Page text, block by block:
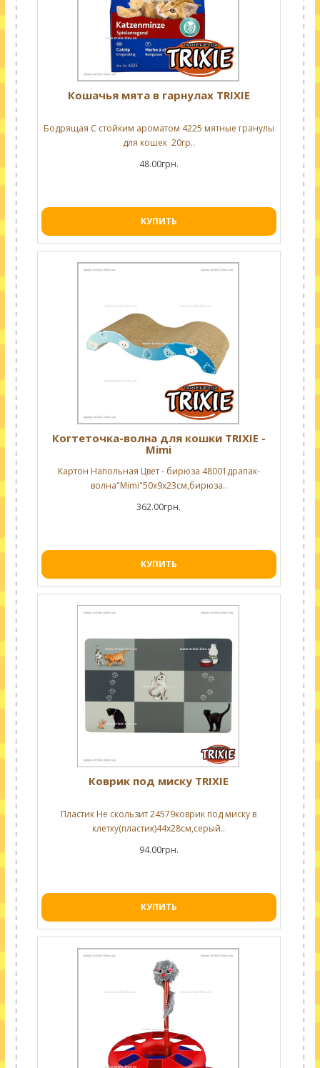
Кошачья мята в гарнулах TRIXIE
Бодрящая С стойким ароматом 4225 мятные гранулы
для кошек 20гр..
48.00грн.
КУПИТЬ
Когтеточка-волна для кошки TRIXIE -
Mimi
Картон Напольная Цвет - бирюза 48001драпак-
волна"Mimi"50х9х23см,бирюза..
362.00грн.
КУПИТЬ
Коврик под миску TRIXIE
Пластик Не скользит 24579коврик под миску в
клетку(пластик)44х28см,серый..
94.00грн.
КУПИТЬ